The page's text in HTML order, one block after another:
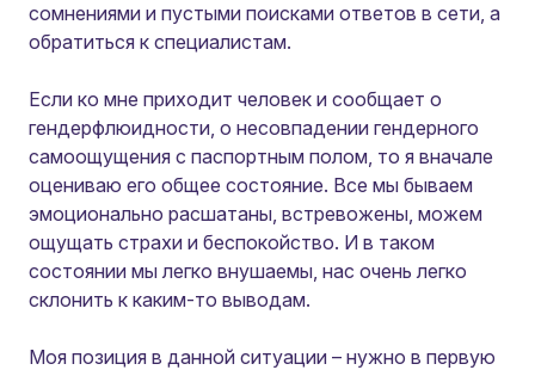
сомнениями и пустыми поисками ответов в сети, а
обратиться к специалистам.
Если ко мне приходит человек и сообщает о
гендерфлюидности, о несовпадении гендерного
самоощущения с паспортным полом, то я вначале
оцениваю его общее состояние. Все мы бываем
эмоционально расшатаны, встревожены, можем
ощущать страхи и беспокойство. И в таком
состоянии мы легко внушаемы, нас очень легко
склонить к каким-то выводам.
Моя позиция в данной ситуации – нужно в первую